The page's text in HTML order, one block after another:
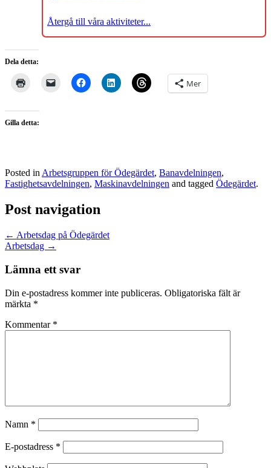
Återgå till våra aktiviteter...
Dela detta:
Mer
Gilla detta:
Posted in Arbetsgruppen för Ödegärdet, Banavdelningen,
Fastighetsavdelningen, Maskinavdelningen and tagged Ödegärdet.
Post navigation
← Arbetsdag på Ödegärdet
Arbetsdag →
Lämna ett svar
Din e-postadress kommer inte publiceras. Obligatoriska fält är
märkta *
Kommentar *
Namn *
E-postadress *